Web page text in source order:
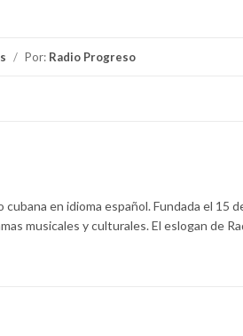
/ Por: Radio Progreso
cubana en idioma español. Fundada el 15
musicales y culturales. El eslogan de